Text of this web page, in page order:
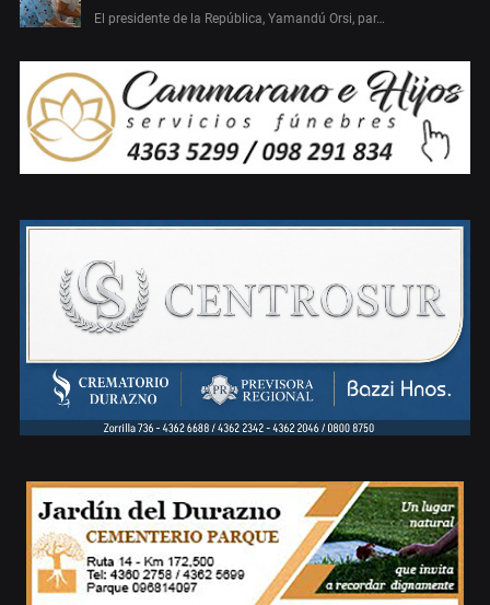
El presidente de la República, Yamandú Orsi, par…